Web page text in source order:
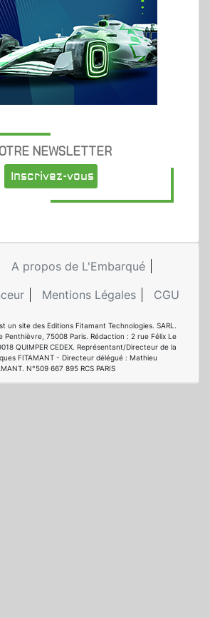
NEWSLETTER
Inscrivez-vous
A propos de L'Embarqué
Mentions Légales CGU
un site des Editions Fitamant Technologies. SARL.
Penthièvre, 75008 Paris. Rédaction : 2 rue Félix Le
QUIMPER CEDEX. Représentant/Directeur de la
FITAMANT - Directeur délégué : Mathieu
N°509 667 895 RCS PARIS